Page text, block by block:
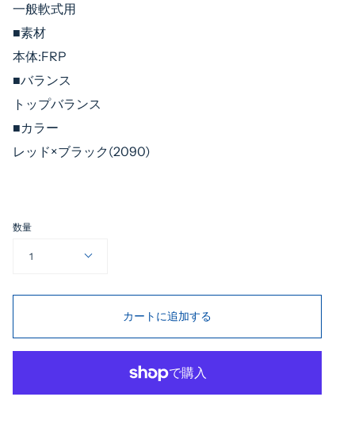
一般軟式用
■素材
本体:FRP
■バランス
トップバランス
■カラー
レッド×ブラック(2090)
数量
1
カートに追加する